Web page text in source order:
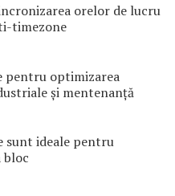
orelor de lucru
timezone
pentru optimizarea
și mentenanță
sunt ideale pentru
bloc